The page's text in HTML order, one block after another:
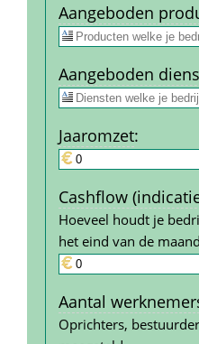
Aangeboden
Aangeboden
Jaar­omzet:
Cashflow
Hoeveel houdt je
het eind van de
Aantal
Oprichters,